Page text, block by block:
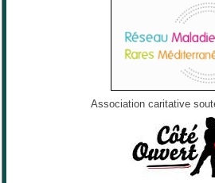
Association caritative